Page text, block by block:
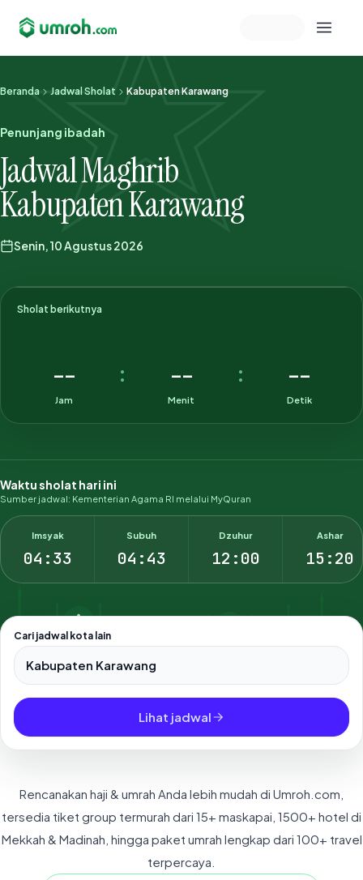
Memeriksa sesi akun
Beranda Jadwal Sholat Kabupaten Karawang
Penunjang ibadah
Jadwal Maghrib
Kabupaten Karawang
Senin, 10 Agustus 2026
Sholat berikutnya
--
Jam
: --
Menit
: --
Detik
Waktu sholat hari ini
Sumber jadwal: Kementerian Agama RI melalui MyQuran
Imsyak
04:33
Subuh
04:43
Dzuhur
12:00
Ashar
15:20
Cari jadwal kota lain
Pilih salah satu dari 500+ kota dan kabupaten di Indonesia.
Lihat jadwal
Rencanakan haji & umrah Anda lebih mudah di Umroh.com,
tersedia tiket group termurah dari 15+ maskapai, 1500+ hotel di
Mekkah & Madinah, hingga paket umrah lengkap dari 100+ travel
terpercaya.